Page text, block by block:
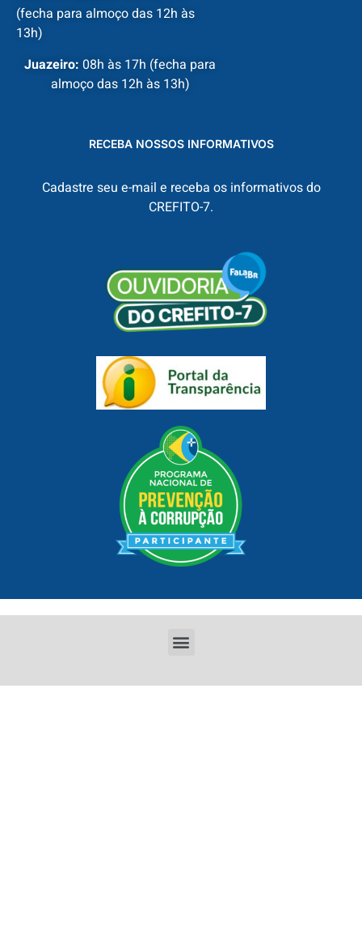
(fecha para almoço das 12h às
13h)
Juazeiro: 08h às 17h (fecha para
almoço das 12h às 13h)
RECEBA NOSSOS INFORMATIVOS
Cadastre seu e-mail e receba os informativos do
CREFITO-7.